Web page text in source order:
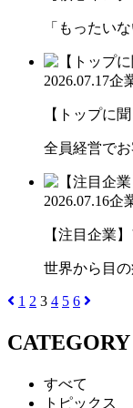
「もったい
2026.07.17企
【トップに
全員経営で
2026.07.16企
【注目企業
世界から目
1 2 3 4 5 6
CATEGORY
すべて
トピックス